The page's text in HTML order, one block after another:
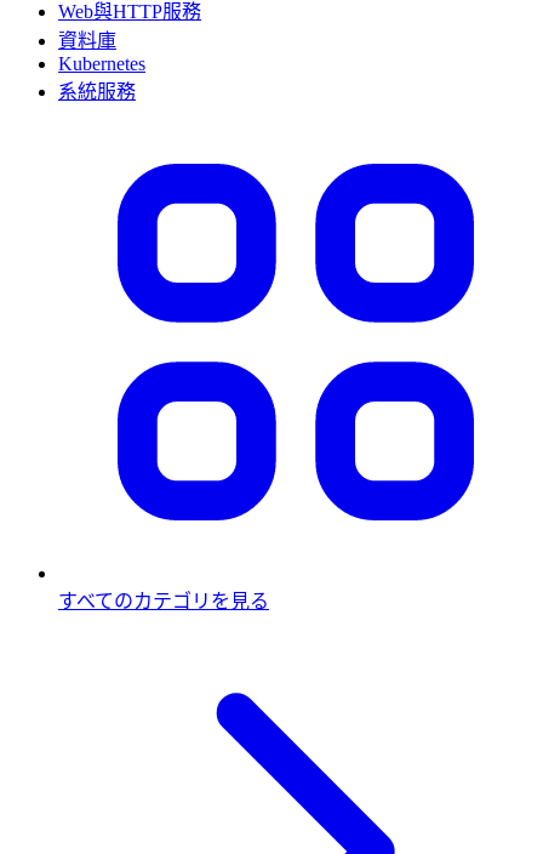
Web與HTTP服務
資料庫
Kubernetes
系統服務
すべてのカテゴリを見る